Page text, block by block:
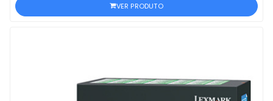
VER PRODUTO